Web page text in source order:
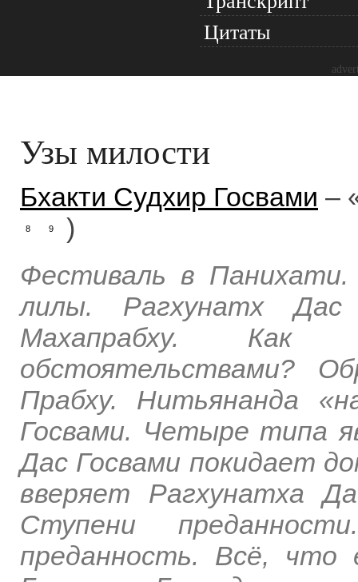
Цитаты
Узы милости
Бхакти Судхир Госвами –
8 9
)
Фестиваль в
лилы. Рагхунатх
Махапрабху. Как
обстоятельствами?
Прабху. Нитьянанда
Госвами. Четыре типа
Дас Госвами покидает
вверяет Рагхунатха
Ступени
преданность. Всё,